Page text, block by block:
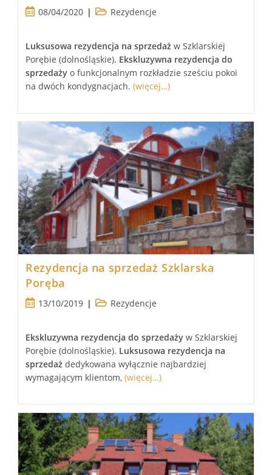
Post08/04/2020
PostRezydencje
Luksusowa rezydencja na sprzedaż w Szklarskiej
Porębie (dolnośląskie). Ekskluzywna rezydencja do
sprzedaży o funkcjonalnym rozkładzie sześciu pokoi
na dwóch kondygnacjach.(więcej…)
Rezydencja na sprzedaż Szklarska
Poręba
Post13/10/2019
PostRezydencje
Ekskluzywna rezydencja do sprzedaży w Szklarskiej
Porębie (dolnośląskie). Luksusowa rezydencja na
sprzedaż dedykowana wyłącznie najbardziej
wymagającym klientom,(więcej…)